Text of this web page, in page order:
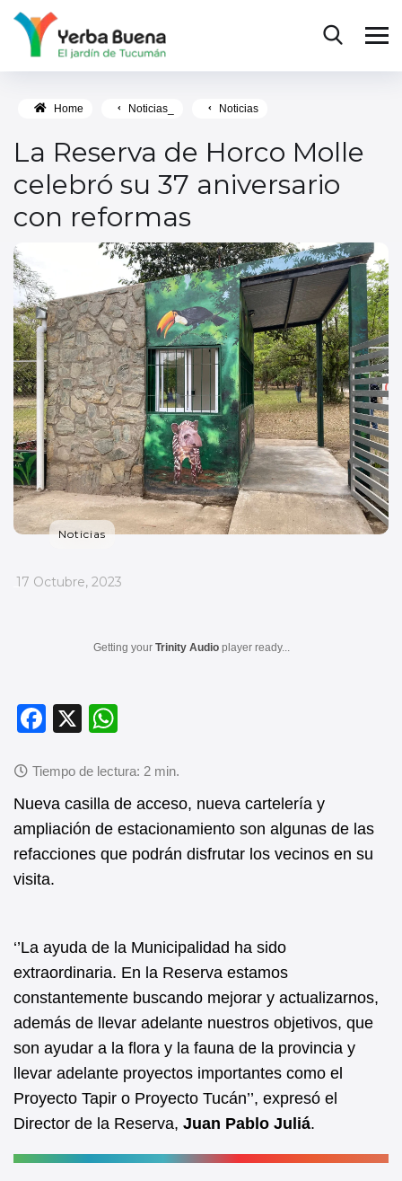
Home Noticias_ Noticias
La Reserva de Horco Molle
celebró su 37 aniversario
con reformas
Noticias
_
17 Octubre, 2023
Getting your Trinity Audio player ready...
F
c
e
b
o
o
X
at
s
A
p
Nueva casilla de acceso, nueva cartelería y
ampliación de estacionamiento son algunas de las
refacciones que podrán disfrutar los vecinos en su
visita.
‘’La ayuda de la Municipalidad ha sido
extraordinaria. En la Reserva estamos
constantemente buscando mejorar y actualizarnos,
además de llevar adelante nuestros objetivos, que
son ayudar a la flora y la fauna de la provincia y
llevar adelante proyectos importantes como el
Proyecto Tapir o Proyecto Tucán’’, expresó el
Director de la Reserva, Juan Pablo Juliá.